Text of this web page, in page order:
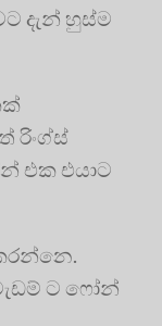
දැන් හුස්ම
රිංග්ස්
එක එයාට
ට ෆෝන්